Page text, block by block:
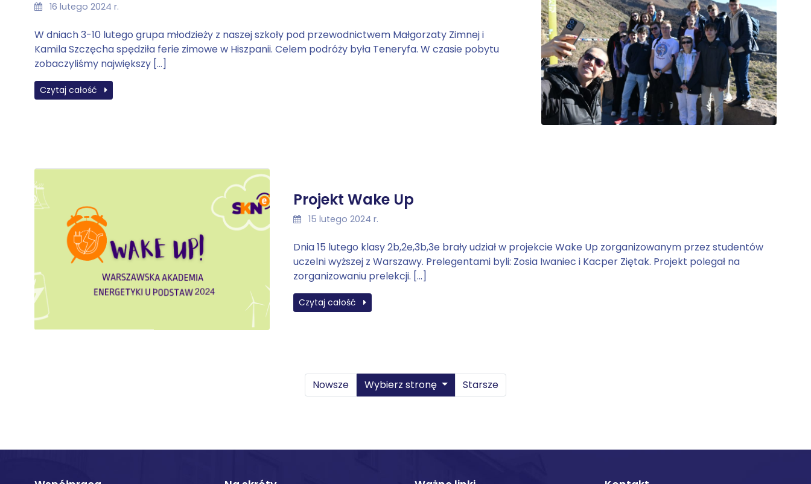
16 lutego 2024 r.
W dniach 3-10 lutego grupa młodzieży z naszej szkoły pod przewodnictwem Małgorzaty Zimnej i
Kamila Szczęcha spędziła ferie zimowe w Hiszpanii. Celem podróży była Teneryfa. W czasie pobytu
zobaczyliśmy największy […]
Czytaj całość
Projekt Wake Up
15 lutego 2024 r.
Dnia 15 lutego klasy 2b,2e,3b,3e brały udział w projekcie Wake Up zorganizowanym przez studentów
uczelni wyższej z Warszawy. Prelegentami byli: Zosia Iwaniec i Kacper Ziętak. Projekt polegał na
zorganizowaniu prelekcji. […]
Czytaj całość
Nowsze Wybierz stronę Starsze